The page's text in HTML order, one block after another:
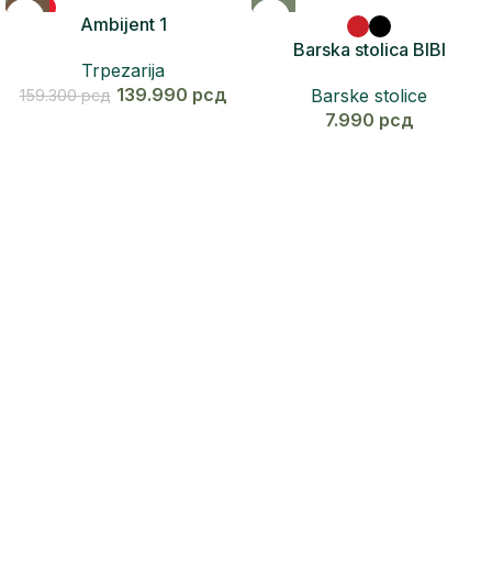
-12%
Ambijent 1
Trpezarija
159.300рсд 139.990 рсд
Barska stolica BIBI
Barske stolice
7.990 рсд